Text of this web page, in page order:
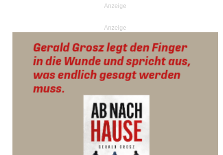
Anzeige